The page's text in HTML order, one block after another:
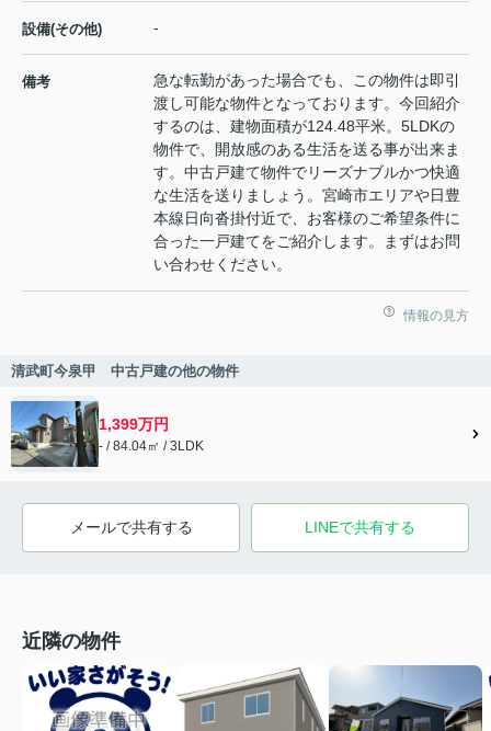
設備(その他) -
備考
急な転勤があった場合でも、この物件は即引
渡し可能な物件となっております。今回紹介
するのは、建物面積が124.48平米。5LDKの
物件で、開放感のある生活を送る事が出来ま
す。中古戸建て物件でリーズナブルかつ快適
な生活を送りましょう。宮崎市エリアや日豊
本線日向沓掛付近で、お客様のご希望条件に
合った一戸建てをご紹介します。まずはお問
い合わせください。
情報の見方
清武町今泉甲 中古戸建の他の物件
1,399万円
- / 84.04㎡ / 3LDK
メールで共有する LINEで共有する
近隣の物件